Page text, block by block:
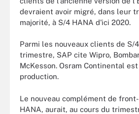
devraient avoir migré, dans leur
majorité, à S/4 HANA d'ici 2020.
Parmi les nouveaux clients de S/
trimestre, SAP cite Wipro,
McKesson. Osram Continental
production.
Le nouveau complément de
HANA, aurait, au cours du